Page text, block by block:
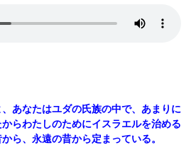
あなたはユダの氏族の中で、あまりに
らわたしのためにイスラエルを治める
ら、永遠の昔から定まっている。